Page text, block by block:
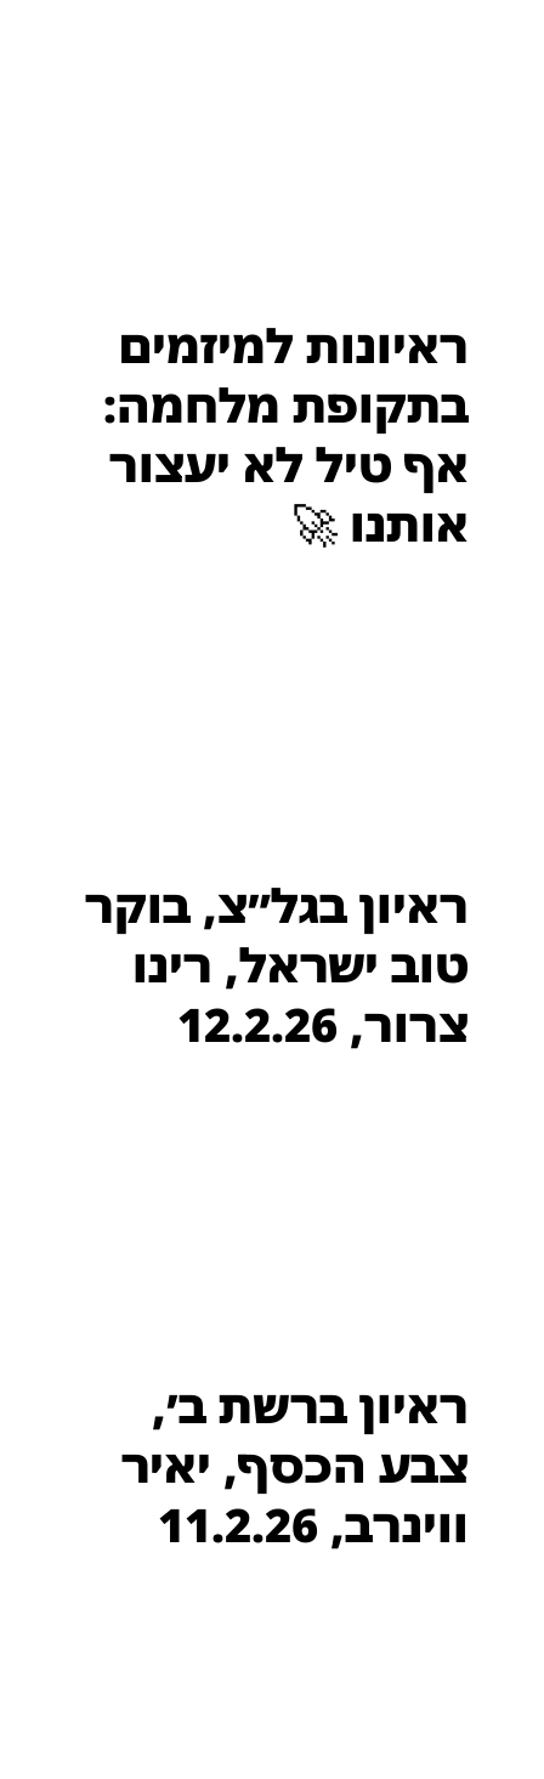
ראיונות למיזמים
בתקופת מלחמה:
אף טיל לא יעצור
אותנו 🚀
ראיון בגל״צ, בוקר
טוב ישראל, רינו
צרור, 12.2.26
ראיון ברשת ב׳,
צבע הכסף, יאיר
ווינרב, 11.2.26